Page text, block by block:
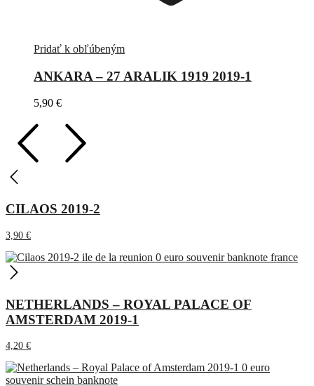
Pridať k obľúbeným
ANKARA – 27 ARALIK 1919 2019-1
5,90 €
CILAOS 2019-2
3,90 €
NETHERLANDS – ROYAL PALACE OF
AMSTERDAM 2019-1
4,20 €